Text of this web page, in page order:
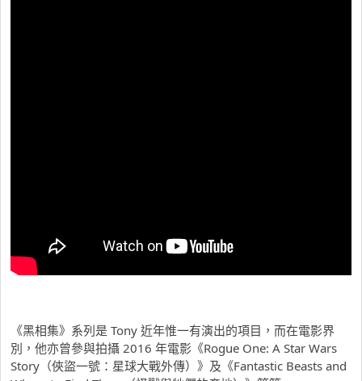
《黑相集》系列是 Tony 近年惟一有演出的項目，而在電影界
別，他亦曾參與拍攝 2016 年電影《Rogue One: A Star Wars
Story（俠盜一號：星球大戰外傳）》及《Fantastic Beasts and